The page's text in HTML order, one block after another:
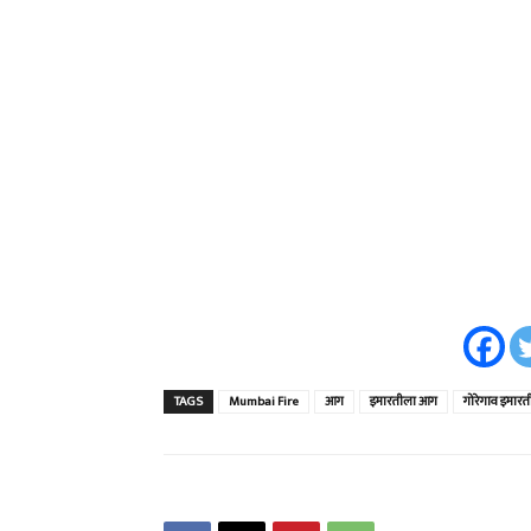
TAGS Mumbai Fire आग इमारतीला आग गोरेगाव